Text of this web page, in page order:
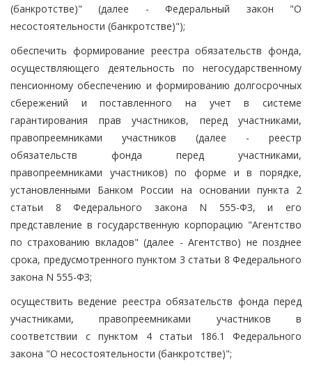
(банкротстве)" (далее - Федеральный закон "О
несостоятельности (банкротстве)");
обеспечить формирование реестра обязательств фонда,
осуществляющего деятельность по негосударственному
пенсионному обеспечению и формированию долгосрочных
сбережений и поставленного на учет в системе
гарантирования прав участников, перед участниками,
правопреемниками участников (далее - реестр
обязательств фонда перед участниками,
правопреемниками участников) по форме и в порядке,
установленными Банком России на основании пункта 2
статьи 8 Федерального закона N 555-ФЗ, и его
представление в государственную корпорацию "Агентство
по страхованию вкладов" (далее - Агентство) не позднее
срока, предусмотренного пунктом 3 статьи 8 Федерального
закона N 555-ФЗ;
осуществить ведение реестра обязательств фонда перед
участниками, правопреемниками участников в
соответствии с пунктом 4 статьи 186.1 Федерального
закона "О несостоятельности (банкротстве)";